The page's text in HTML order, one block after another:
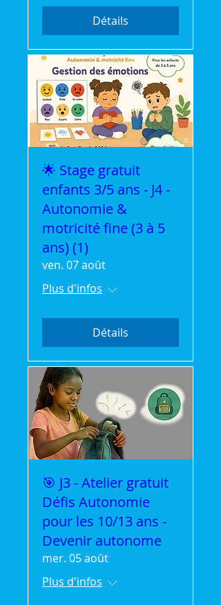
Détails
🌟 Stage gratuit
enfants 3/5 ans - J4 -
Autonomie &
motricité fine (3 à 5
ans) (1)
ven. 07 août
Plus d'infos
Détails
🎯 J3 - Atelier gratuit
Défis Autonomie
pour les 10/13 ans -
Devenir autonome
mer. 05 août
Plus d'infos